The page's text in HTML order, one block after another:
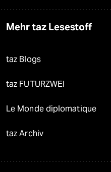
Mehr taz Lesestoff
taz Blogs
taz FUTURZWEI
Le Monde diplomatique
taz Archiv